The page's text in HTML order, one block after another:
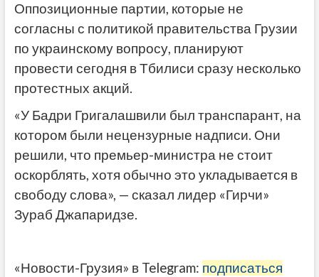
Оппозиционные партии, которые не
согласны с политикой правительства Грузии
по украинскому вопросу, планируют
провести сегодня в Тбилиси сразу несколько
протестных акций.
«У Бадри Григалашвили был транспарант, на
котором были нецензурные надписи. Они
решили, что премьер-министра не стоит
оскорблять, хотя обычно это укладывается в
свободу слова», — сказал лидер «Гирчи»
Зураб Джапаридзе.
«Новости-Грузия» в Telegram: подписаться